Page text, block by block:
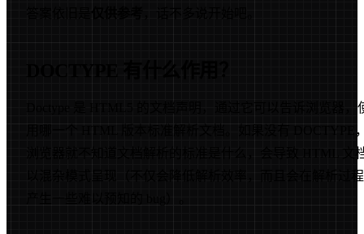
仅供参考 ，话不多说开始吧。
DOCTYPE 有什么作用？
Doctype 是 HTML5 的文档声明，通过它可以告诉浏览器，
用哪一个 HTML 版本标准解析文档。如果没有 DOCTYPE
浏览器就不知道文档解析的标准是什么，会导致 HTML 文
以混杂模式呈现（不仅会降低解析效率，而且会在解析过